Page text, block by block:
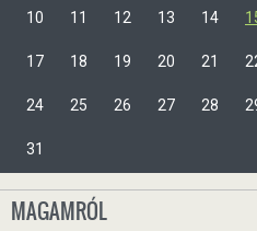
10 11 12 13 14
17 18 19 20 21
24 25 26 27 28
31
MAGAMRÓL